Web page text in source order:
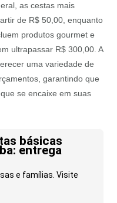
as cestas mais
de R$ 50,00, enquanto
produtos gourmet e
ultrapassar R$ 300,00. A
uma variedade de
garantindo que
se encaixe em suas
básicas
entrega
e famílias. Visite